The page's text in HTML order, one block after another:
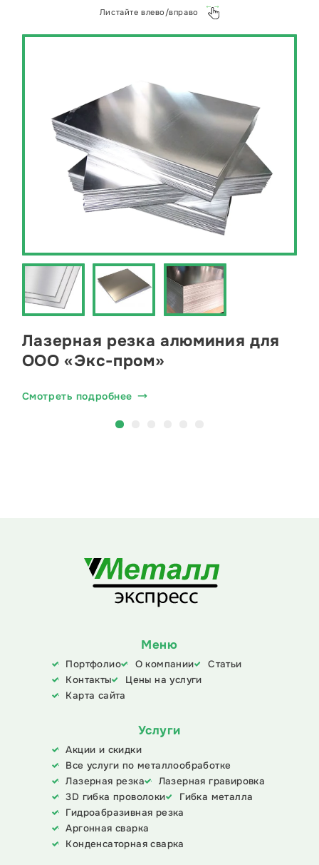
и успешным использованием нашей продукции
комфортным.
Отправьте ваш проект по изготовлению цанг
или задайте любой вопрос в наш WhatsApp
https://wa.me/+79268941500 или на почту
kp@металлэкспресс.рф.
Листайте влево/вправо
Лазерная резка алюминия для
ООО «Экс-пром»
Смотреть подробнее
Меню
Портфолио О компании
Статьи
Контакты
Цены на услуги
Карта сайта
Услуги
Акции и скидки
Все услуги по металлообработке
Лазерная резка
Лазерная гравировка
3D гибка проволоки
Гибка металла
Гидроабразивная резка
Аргонная сварка
Конденсаторная сварка